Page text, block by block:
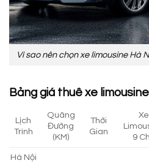
Vì sao nên chọn xe limousine Hà
Bảng giá thuê xe
Lịch
Trình
Quãng
Đường
(KM)
Thời
Gian
Xe
9
Hà Nội